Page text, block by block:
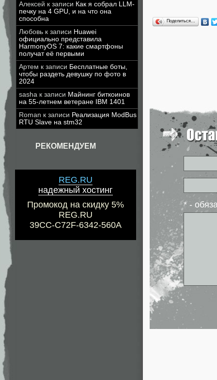
Алексей к записи Как я собрал LLM-
печку на 4 GPU, и на что она
способна
Любовь к записи Huawei
официально представила
HarmonyOS 7: какие смартфоны
получат её первыми
Артем к записи Бесплатные боты,
чтобы раздеть девушку по фото в
2024
sasha к записи Майнинг биткоинов
на 55-летнем ветеране IBM 1401
Roman к записи Реализация ModBus
RTU Slave на stm32
РЕКОМЕНДУЕМ
REG.RU
надежный хостинг
Промокод на скидку 5%
REG.RU
39CC-C72F-6342-560A
Поделиться…
* -